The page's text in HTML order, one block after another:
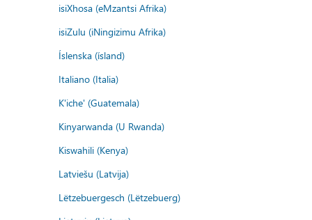
isiXhosa (eMzantsi Afrika)
isiZulu (iNingizimu Afrika)
Íslenska (ísland)
Italiano (Italia)
K'iche' (Guatemala)
Kinyarwanda (U Rwanda)
Kiswahili (Kenya)
Latviešu (Latvija)
Lëtzebuergesch (Lëtzebuerg)